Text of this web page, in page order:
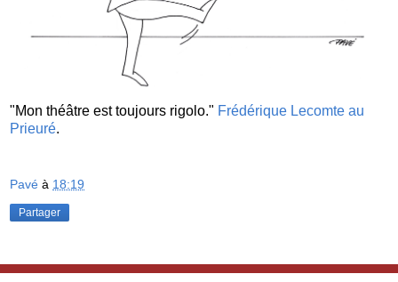
"Mon théâtre est toujours rigolo." Frédérique Lecomte au
Prieuré.
Pavé à 18:19
Partager